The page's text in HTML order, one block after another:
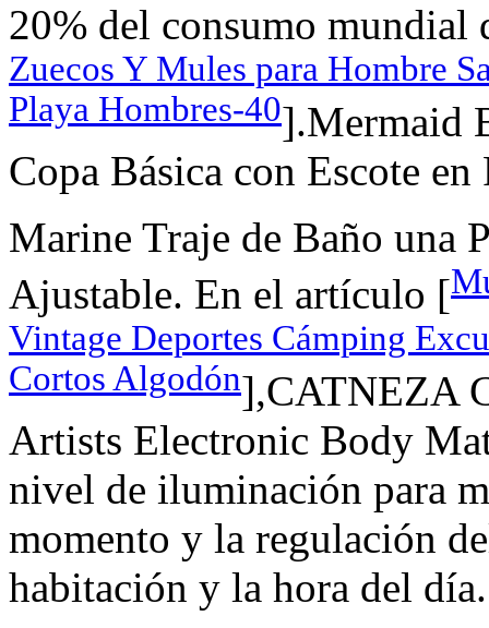
20% del consumo mundial
Zuecos Y Mules para Hombre
Playa Hombres-40].Mermaid
Copa Básica con Escote
Marine Traje de Baño una
Ajustable. En el artículo [
Vintage Deportes Cámping
Cortos Algodón],CATNEZA
Artists Electronic Body
nivel de iluminación para
momento y la regulación
habitación y la hora del día.